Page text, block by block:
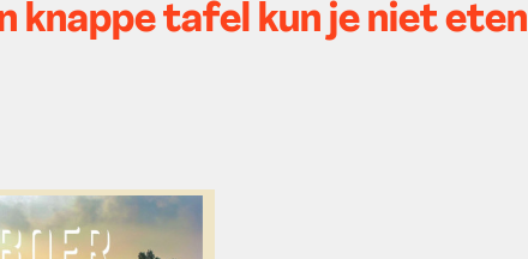
knappe tafel kun je niet eten